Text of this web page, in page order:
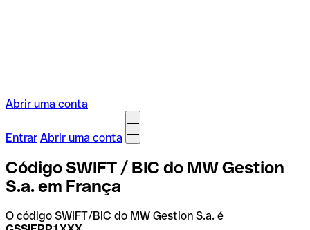
Abrir uma conta
Entrar Abrir uma conta
Código SWIFT / BIC do MW Gestion
S.a. em França
O código SWIFT/BIC do MW Gestion S.a. é